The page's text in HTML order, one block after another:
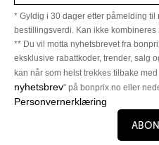
* Gyldig i 30 dager etter påmelding til
bestillingsverdi. Kan ikke
** Du vil motta nyhetsbrevet fra
eksklusive rabattkoder, trender, salg
kan når som helst trekkes tilbake
nyhetsbrev" på bonprix.no eller
Personvernerklæring